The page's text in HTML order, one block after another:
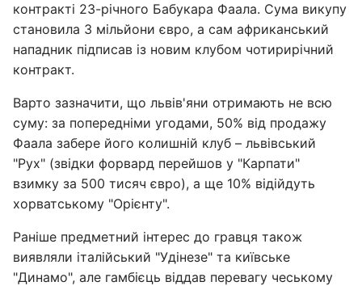
контракті 23-річного Бабукара Фаала. Сума викупу
становила 3 мільйони євро, а сам африканський
нападник підписав із новим клубом чотирирічний
контракт.
Варто зазначити, що львів'яни отримають не всю
суму: за попередніми угодами, 50% від продажу
Фаала забере його колишній клуб – львівський
"Рух" (звідки форвард перейшов у "Карпати"
взимку за 500 тисяч євро), а ще 10% відійдуть
хорватському "Орієнту".
Раніше предметний інтерес до гравця також
виявляли італійський "Удінезе" та київське
"Динамо", але гамбієць віддав перевагу чеському